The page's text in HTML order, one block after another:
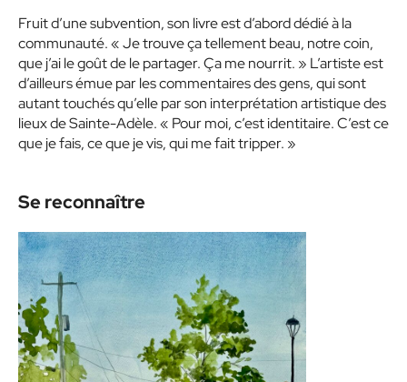
Fruit d’une subvention, son livre est d’abord dédié à la
communauté. « Je trouve ça tellement beau, notre coin,
que j’ai le goût de le partager. Ça me nourrit. » L’artiste est
d’ailleurs émue par les commentaires des gens, qui sont
autant touchés qu’elle par son interprétation artistique des
lieux de Sainte-Adèle. « Pour moi, c’est identitaire. C’est ce
que je fais, ce que je vis, qui me fait tripper. »
Se reconnaître